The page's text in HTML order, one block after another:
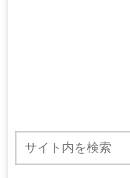
この投稿をInstagramで見